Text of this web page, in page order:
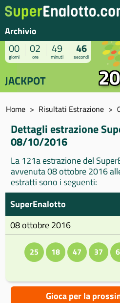
Archivio
00
giorni
02
ore
49
minuti
46
secondi
JACKPOT
Home Risultati Estrazione
Dettagli estrazione
08/10/2016
La 121a estrazione del
avvenuta 08 ottobre 2016
estratti sono i seguenti:
SuperEnalotto
08 ottobre 2016
25 18 47 37
Gioca per la